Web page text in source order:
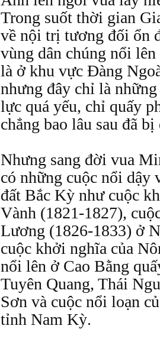
Trong suốt thời gian
về nội trị tương đối ổn
vùng dân chúng nổi
là ở khu vực Đàng
nhưng đây chỉ là
lực quá yếu, chỉ quấy
chẳng bao lâu sau đã
Nhưng sang đời vua
có những cuộc nổi
đất Bắc Kỳ như cuộc
Vành (1821-1827),
Lương (1826-1833) ở
cuộc khởi nghĩa của
nổi lên ở Cao Bằng
Tuyên Quang, Thái
Sơn và cuộc nổi loạn
tỉnh Nam Kỳ.